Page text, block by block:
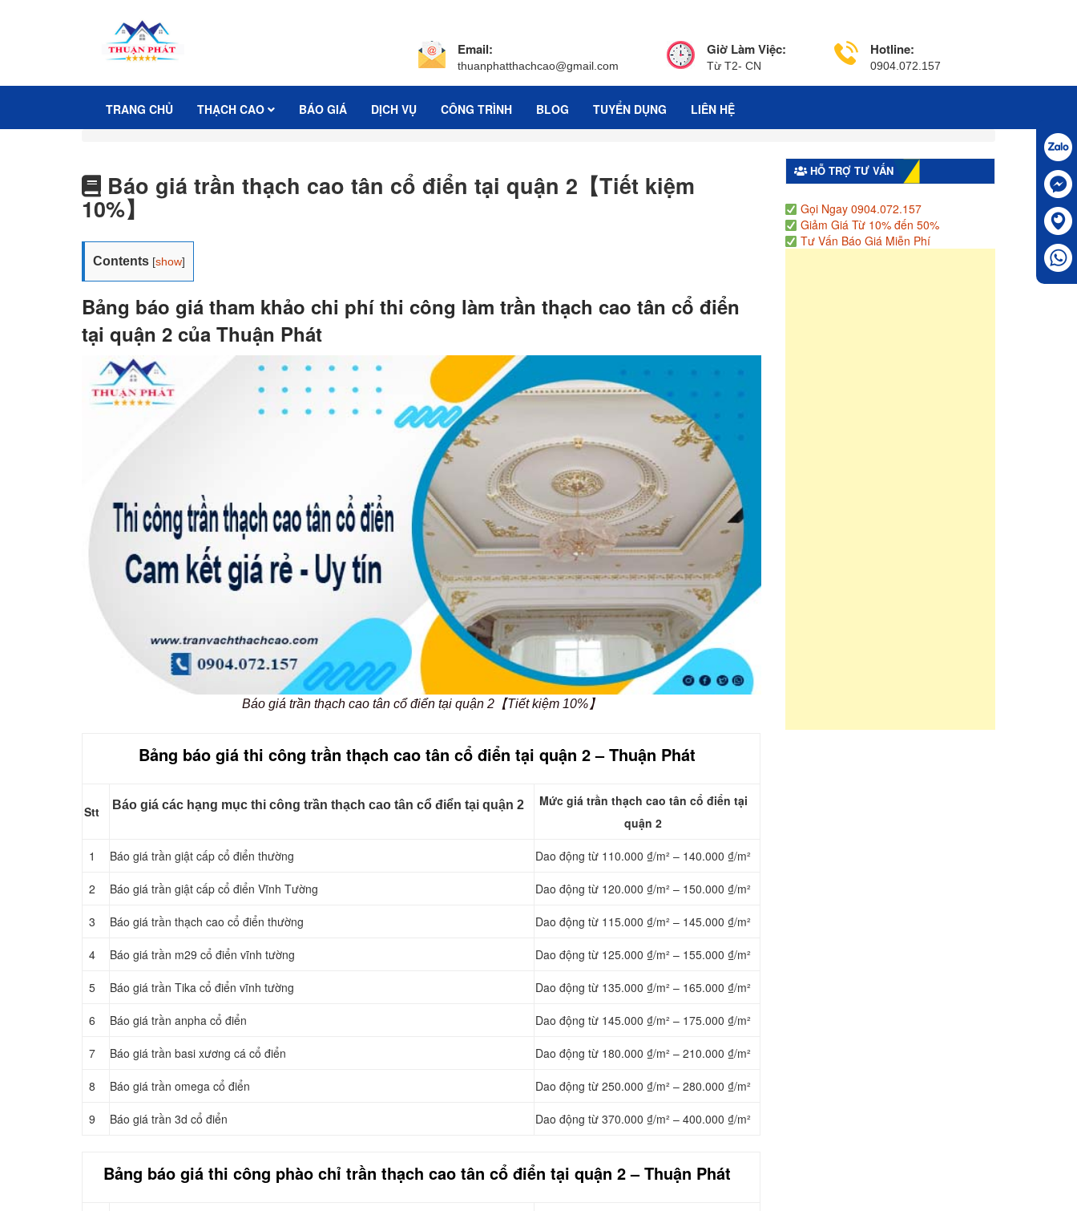
Email:
thuanphatthachcao@gmail.com
Giờ Làm Việc:
Từ T2- CN
Hotline:
0904.072.157
TRANG CHỦ THẠCH CAO BÁO GIÁ DỊCH VỤ CÔNG TRÌNH BLOG TUYỂN DỤNG LIÊN HỆ
Báo giá trần thạch cao tân cổ điển tại quận 2【Tiết kiệm
10%】
Contents [show]
Bảng báo giá tham khảo chi phí thi công làm trần thạch cao tân cổ điển
tại quận 2 của Thuận Phát
Báo giá trần thạch cao tân cổ điển tại quận 2【Tiết kiệm 10%】
Bảng báo giá thi công trần thạch cao tân cổ điển tại quận 2 – Thuận Phát
Stt Báo giá các hạng mục thi công trần thạch cao tân cổ điển tại quận 2
Mức giá trần thạch cao tân cổ điển tại
quận 2
1 Báo giá trần giật cấp cổ điển thường Dao động từ 110.000 ₫/m² – 140.000 ₫/m²
2 Báo giá trần giật cấp cổ điển Vĩnh Tường Dao động từ 120.000 ₫/m² – 150.000 ₫/m²
3 Báo giá trần thạch cao cổ điển thường Dao động từ 115.000 ₫/m² – 145.000 ₫/m²
4 Báo giá trần m29 cổ điển vĩnh tường Dao động từ 125.000 ₫/m² – 155.000 ₫/m²
5 Báo giá trần Tika cổ điển vĩnh tường Dao động từ 135.000 ₫/m² – 165.000 ₫/m²
6 Báo giá trần anpha cổ điển Dao động từ 145.000 ₫/m² – 175.000 ₫/m²
7 Báo giá trần basi xương cá cổ điển Dao động từ 180.000 ₫/m² – 210.000 ₫/m²
8 Báo giá trần omega cổ điển Dao động từ 250.000 ₫/m² – 280.000 ₫/m²
9 Báo giá trần 3d cổ điển Dao động từ 370.000 ₫/m² – 400.000 ₫/m²
Bảng báo giá thi công phào chỉ trần thạch cao tân cổ điển tại quận 2 – Thuận Phát
HỖ TRỢ TƯ VẤN
Gọi Ngay 0904.072.157
Giảm Giá Từ 10% đến 50%
Tư Vấn Báo Giá Miễn Phí